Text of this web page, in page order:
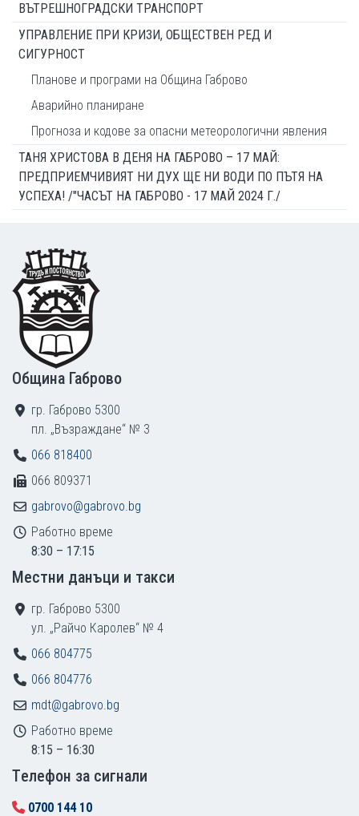
ВЪТРЕШНОГРАДСКИ ТРАНСПОРТ
УПРАВЛЕНИЕ ПРИ КРИЗИ, ОБЩЕСТВЕН РЕД И
СИГУРНОСТ
Планове и програми на Община Габрово
Аварийно планиране
Прогноза и кодове за опасни метеорологични явления
ТАНЯ ХРИСТОВА В ДЕНЯ НА ГАБРОВО – 17 МАЙ:
ПРЕДПРИЕМЧИВИЯТ НИ ДУХ ЩЕ НИ ВОДИ ПО ПЪТЯ НА
УСПЕХА! /"ЧАСЪТ НА ГАБРОВО - 17 МАЙ 2024 Г./
Footer
Община Габрово
гр. Габрово 5300
пл. „Възраждане“ № 3
066 818400
066 809371
gabrovo@gabrovo.bg
Работно време
8:30 – 17:15
Местни данъци и такси
гр. Габрово 5300
ул. „Райчо Каролев“ № 4
066 804775
066 804776
mdt@gabrovo.bg
Работно време
8:15 – 16:30
Tелефон за сигнали
0700 144 10